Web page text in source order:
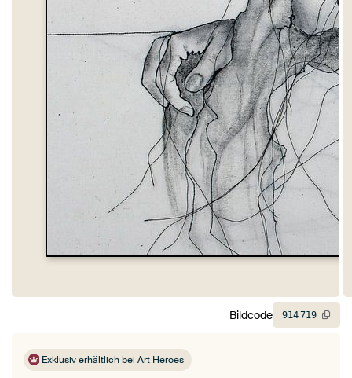
Exklusiv erhältlich bei Art Heroes
Bildcode 914719